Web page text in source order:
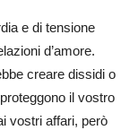
e di tensione
d’amore.
creare dissidi o
il vostro
vostri affari, però